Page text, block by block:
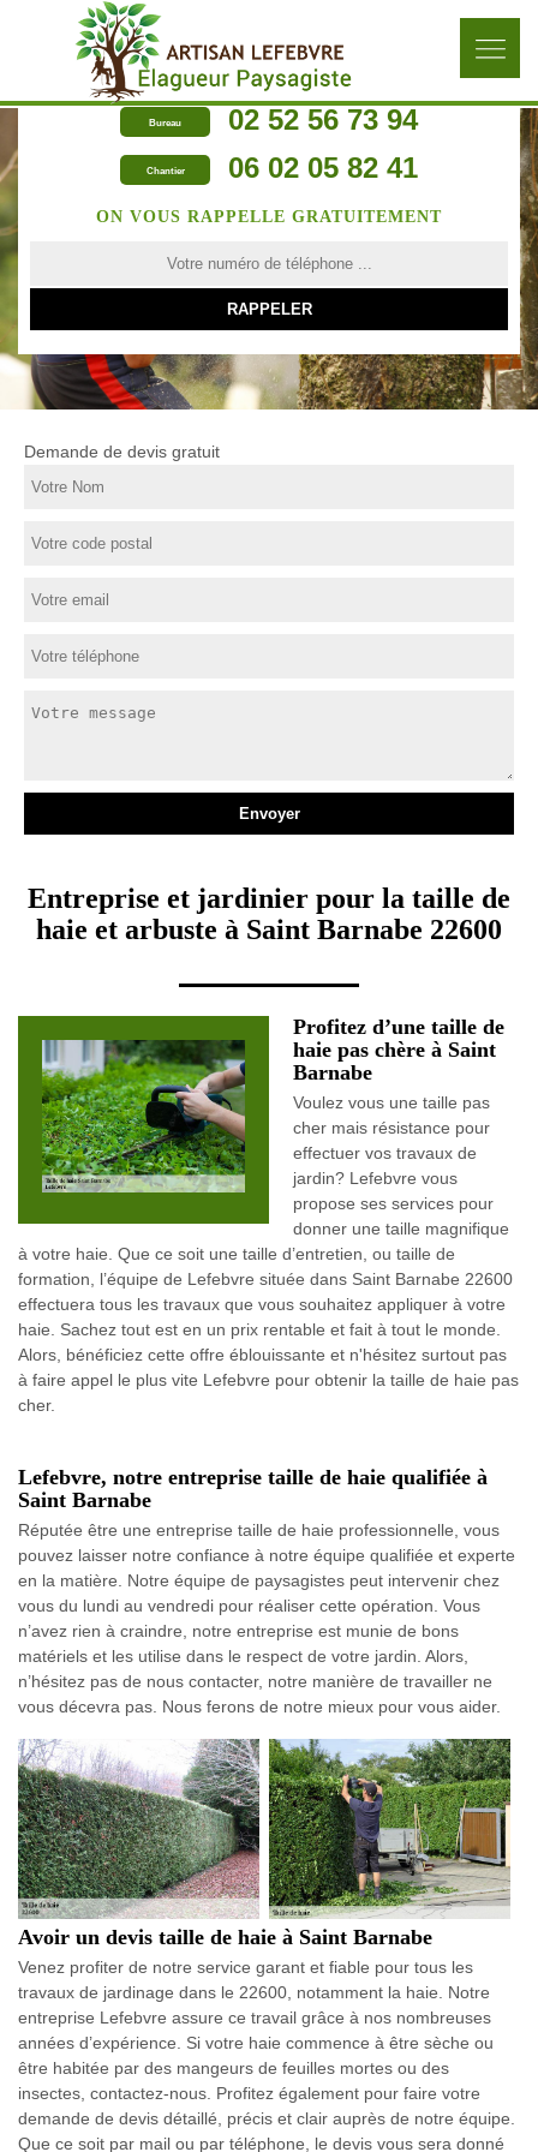
Bureau 02 52 56 73 94
Chantier 06 02 05 82 41
ON VOUS RAPPELLE GRATUITEMENT
Demande de devis gratuit
Entreprise et jardinier pour la taille de
haie et arbuste à Saint Barnabe 22600
Profitez d’une taille de
haie pas chère à Saint
Barnabe
Voulez vous une taille pas
cher mais résistance pour
effectuer vos travaux de
jardin? Lefebvre vous
propose ses services pour
donner une taille magnifique
à votre haie. Que ce soit une taille d’entretien, ou taille de
formation, l’équipe de Lefebvre située dans Saint Barnabe 22600
effectuera tous les travaux que vous souhaitez appliquer à votre
haie. Sachez tout est en un prix rentable et fait à tout le monde.
Alors, bénéficiez cette offre éblouissante et n'hésitez surtout pas
à faire appel le plus vite Lefebvre pour obtenir la taille de haie pas
cher.
Lefebvre, notre entreprise taille de haie qualifiée à
Saint Barnabe
Réputée être une entreprise taille de haie professionnelle, vous
pouvez laisser notre confiance à notre équipe qualifiée et experte
en la matière. Notre équipe de paysagistes peut intervenir chez
vous du lundi au vendredi pour réaliser cette opération. Vous
n’avez rien à craindre, notre entreprise est munie de bons
matériels et les utilise dans le respect de votre jardin. Alors,
n’hésitez pas de nous contacter, notre manière de travailler ne
vous décevra pas. Nous ferons de notre mieux pour vous aider.
Avoir un devis taille de haie à Saint Barnabe
Venez profiter de notre service garant et fiable pour tous les
travaux de jardinage dans le 22600, notamment la haie. Notre
entreprise Lefebvre assure ce travail grâce à nos nombreuses
années d’expérience. Si votre haie commence à être sèche ou
être habitée par des mangeurs de feuilles mortes ou des
insectes, contactez-nous. Profitez également pour faire votre
demande de devis détaillé, précis et clair auprès de notre équipe.
Que ce soit par mail ou par téléphone, le devis vous sera donné